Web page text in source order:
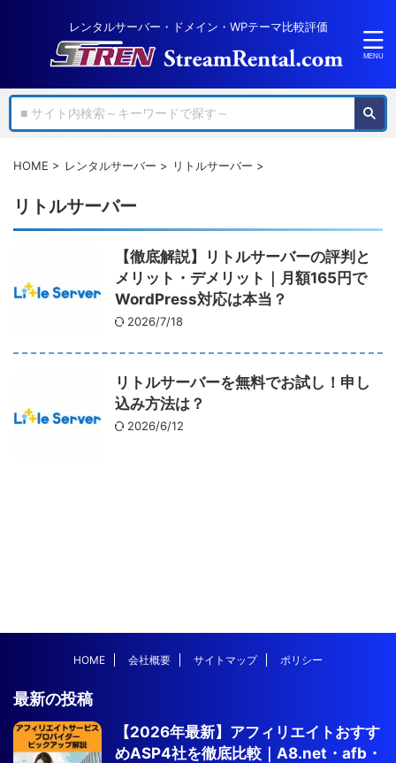
レンタルサーバー・ドメイン・WPテーマ比較評価
HOME > レンタルサーバー > リトルサーバー >
リトルサーバー
【徹底解説】リトルサーバーの評判と
メリット・デメリット｜月額165円で
WordPress対応は本当？
2026/7/18
リトルサーバーを無料でお試し！申し
込み方法は？
2026/6/12
HOME 会社概要 サイトマップ ポリシー
最新の投稿
【2026年最新】アフィリエイトおすす
めASP4社を徹底比較｜A8.net・afb・